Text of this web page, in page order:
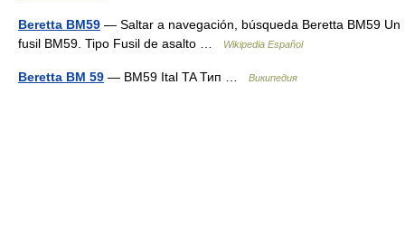
Beretta BM59 — Saltar a navegación, búsqueda Beretta BM59 Un
fusil BM59. Tipo Fusil de asalto …
Wikipedia Español
Beretta BM 59 — ВМ59 Ital TA Тип … Википедия